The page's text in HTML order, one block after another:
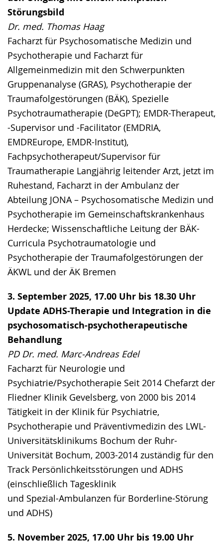
Störungsbild
Dr. med. Thomas Haag
Facharzt für Psychosomatische Medizin und
Psychotherapie und Facharzt für
Allgemeinmedizin mit den Schwerpunkten
Gruppenanalyse (GRAS), Psychotherapie der
Traumafolgestörungen (BÄK), Spezielle
Psychotraumatherapie (DeGPT); EMDR-Therapeut,
-Supervisor und -Facilitator (EMDRIA,
EMDREurope, EMDR-Institut),
Fachpsychotherapeut/Supervisor für
Traumatherapie Langjährig leitender Arzt, jetzt im
Ruhestand, Facharzt in der Ambulanz der
Abteilung JONA – Psychosomatische Medizin und
Psychotherapie im Gemeinschaftskrankenhaus
Herdecke; Wissenschaftliche Leitung der BÄK-
Curricula Psychotraumatologie und
Psychotherapie der Traumafolgestörungen der
ÄKWL und der ÄK Bremen
3. September 2025, 17.00 Uhr bis 18.30 Uhr
Update ADHS-Therapie und Integration in die
psychosomatisch-psychotherapeutische
Behandlung
PD Dr. med. Marc-Andreas Edel
Facharzt für Neurologie und
Psychiatrie/Psychotherapie Seit 2014 Chefarzt der
Fliedner Klinik Gevelsberg, von 2000 bis 2014
Tätigkeit in der Klinik für Psychiatrie,
Psychotherapie und Präventivmedizin des LWL-
Universitätsklinikums Bochum der Ruhr-
Universität Bochum, 2003-2014 zuständig für den
Track Persönlichkeitsstörungen und ADHS
(einschließlich Tagesklinik
und Spezial-Ambulanzen für Borderline-Störung
und ADHS)
5. November 2025, 17.00 Uhr bis 19.00 Uhr